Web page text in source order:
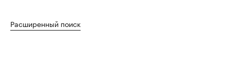
Расширенный поиск